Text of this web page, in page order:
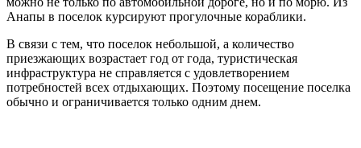
Анапы в поселок курсируют прогулочные кораблики.
В связи с тем, что поселок небольшой, а количество
приезжающих возрастает год от года, туристическая
инфраструктура не справляется с удовлетворением
потребностей всех отдыхающих. Поэтому посещение поселка
обычно и ограничивается только одним днем.